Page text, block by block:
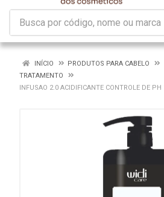
INÍCIO
PRODUTOS PARA CABELO
TRATAMENTO
INFUSAO 2.0 ACIDIFICANTE CONTROLE DE PH